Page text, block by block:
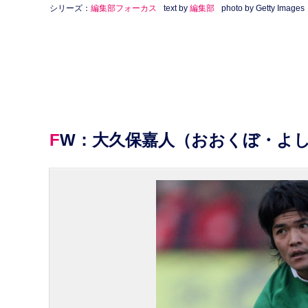
シリーズ： 編集部フォーカス text by 編集部 photo by Getty Images
FW：大久保嘉人（おおくぼ・よ